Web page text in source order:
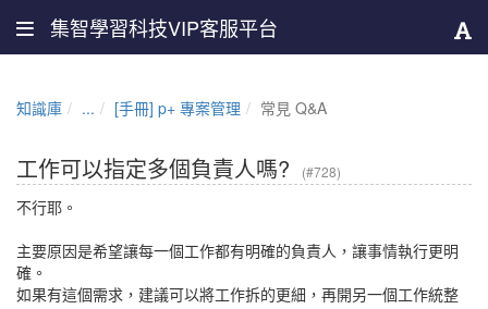
集智學習科技VIP客服平台
知識庫 ... [手冊] p+ 專案管理 常見 Q&A
工作可以指定多個負責人嗎? (#728)
不行耶。
主要原因是希望讓每一個工作都有明確的負責人，讓事情執行更明
確。
如果有這個需求，建議可以將工作拆的更細，再開另一個工作統整